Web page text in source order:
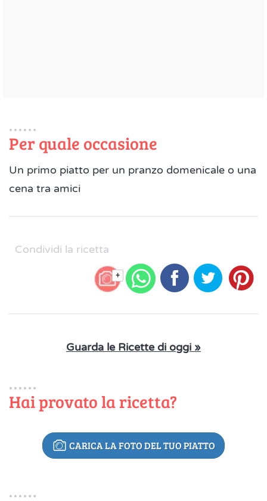
Per quale occasione
Un primo piatto per un pranzo domenicale o una
cena tra amici
Condividi la ricetta
+
Guarda le Ricette di oggi »
Hai provato la ricetta?
CARICA LA FOTO DEL TUO PIATTO